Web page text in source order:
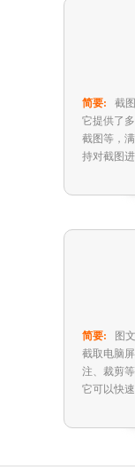
简要:
截
它提供了
截图等，
持对截图
简要:
图
截取电脑
注、裁剪
它可以快